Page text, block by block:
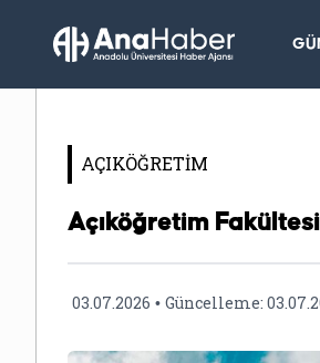
AÇIKÖĞRETİM
Açıköğretim
03.07.2026 • Güncelleme: